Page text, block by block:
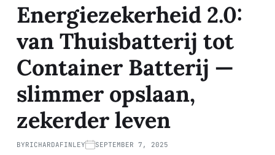
Energiezekerheid 2.0:
van Thuisbatterij tot
Container Batterij —
slimmer opslaan,
zekerder leven
BYRICHARDAFINLEY SEPTEMBER 7, 2025